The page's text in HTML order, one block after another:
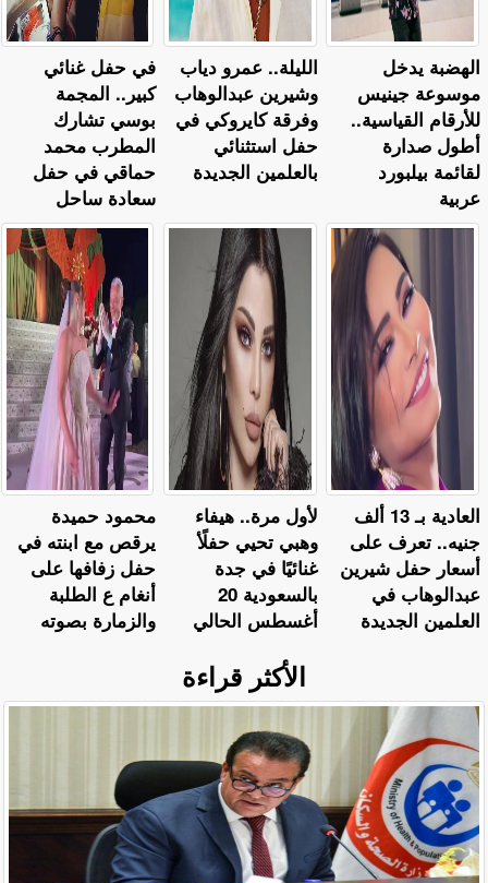
في حفل غنائي
كبير.. المجمة
بوسي تشارك
المطرب محمد
حماقي في حفل
سعادة ساحل
الليلة.. عمرو دياب
وشيرين عبدالوهاب
وفرقة كايروكي في
حفل استثنائي
بالعلمين الجديدة
الهضبة يدخل
موسوعة جينيس
للأرقام القياسية..
أطول صدارة
لقائمة بيلبورد
عربية
محمود حميدة
يرقص مع ابنته في
حفل زفافها على
أنغام ع الطلبة
والزمارة بصوته
لأول مرة.. هيفاء
وهبي تحيي حفلًأ
غنائيًا في جدة
بالسعودية 20
أغسطس الحالي
العادية بـ 13 ألف
جنيه.. تعرف على
أسعار حفل شيرين
عبدالوهاب في
العلمين الجديدة
الأكثر قراءة